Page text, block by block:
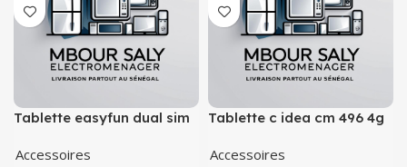
Tablette easyfun dual sim
Accessoires
Tablette c idea cm 496 4g
Accessoires